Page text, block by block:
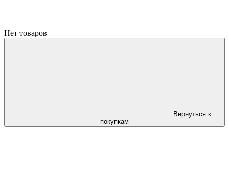
Нет товаров
Вернуться к
покупкам